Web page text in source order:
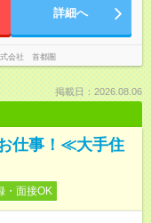
詳細へ
式会社 首都圏
掲載日：2026.08.06
仕事！≪大手住
・面接OK